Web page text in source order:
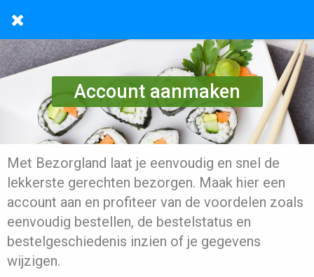
Account aanmaken
Met Bezorgland laat je eenvoudig en snel de
lekkerste gerechten bezorgen. Maak hier een
account aan en profiteer van de voordelen zoals
eenvoudig bestellen, de bestelstatus en
bestelgeschiedenis inzien of je gegevens
wijzigen.